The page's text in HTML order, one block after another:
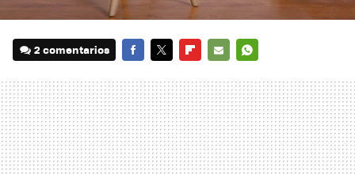
2 comentarios
MAIL